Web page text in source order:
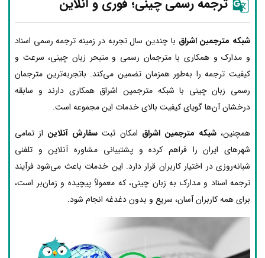
ترجمه رسمی چینی؛ فوری و آنلاین
شبکه مترجمین اشراق با چندین سال تجربه در زمینه ترجمه رسمی اسناد
و مدارک و همکاری با مترجمان رسمی و متبحر زبان چینی، سرعت و
کیفیت ترجمه را به‌طور همزمان تضمین می‌کند. باتجربه‌ترین مترجمان
رسمی زبان چینی با شبکه مترجمین اشراق همکاری دارند و سابقه
درخشان آن‌ها گویای کیفیت بالای خدمات این مجموعه است.
همچنین،شبکه مترجمین اشراق امکان ثبت سفارش آنلاین از تمامی
شهرهای ایران را فراهم کرده و پشتیبانی مشاوره آنلاین و تلفنی
شبانه‌روزی در اختیار کاربران قرار دارد. این خدمات باعث می‌شود فرآیند
ترجمه اسناد و مدارک به زبان چینی، که معمولاً پیچیده و زمان‌بر است،
برای همه کاربران آسان، سریع و بدون دغدغه انجام شود.